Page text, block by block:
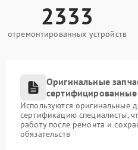
2333
отремонтированных устройств
Оригинальные
сертифицированные
Используются оригинальные
сертификацию специалисты,
работу после ремонта и
обязательств